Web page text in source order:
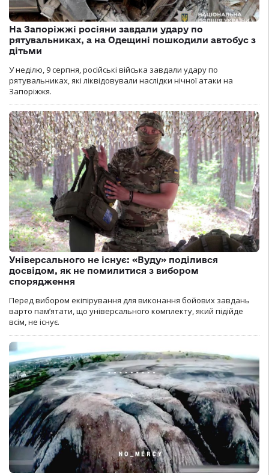
На Запоріжжі росіяни завдали удару по
рятувальниках, а на Одещині пошкодили автобус з
дітьми
У неділю, 9 серпня, російські війська завдали удару по
рятувальниках, які ліквідовували наслідки нічної атаки на
Запоріжжя.
Універсального не існує: «Вуду» поділився
досвідом, як не помилитися з вибором
спорядження
Перед вибором екіпірування для виконання бойових завдань
варто пам’ятати, що універсального комплекту, який підійде
всім, не існує.